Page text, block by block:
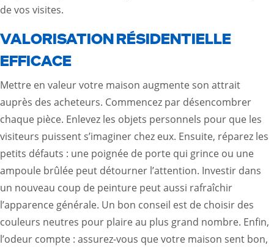
de vos visites.
VALORISATION RÉSIDENTIELLE
EFFICACE
Mettre en valeur votre maison augmente son attrait
auprès des acheteurs. Commencez par désencombrer
chaque pièce. Enlevez les objets personnels pour que les
visiteurs puissent s’imaginer chez eux. Ensuite, réparez les
petits défauts : une poignée de porte qui grince ou une
ampoule brûlée peut détourner l’attention. Investir dans
un nouveau coup de peinture peut aussi rafraîchir
l’apparence générale. Un bon conseil est de choisir des
couleurs neutres pour plaire au plus grand nombre. Enfin,
l’odeur compte : assurez-vous que votre maison sent bon,